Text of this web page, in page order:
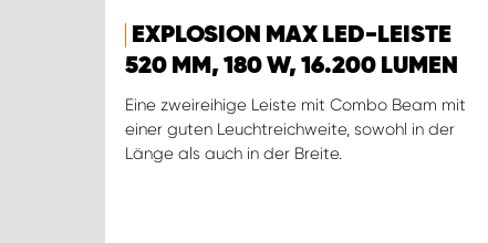
EXPLOSION MAX LED-LEISTE
520 MM, 180 W, 16.200 LUMEN
Eine zweireihige Leiste mit Combo Beam mit
einer guten Leuchtreichweite, sowohl in der
Länge als auch in der Breite.